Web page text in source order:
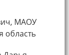
МАОУ
область